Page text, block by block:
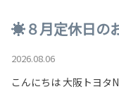
☀８月定休日の
2026.08.06
こんにちは 大阪トヨタ